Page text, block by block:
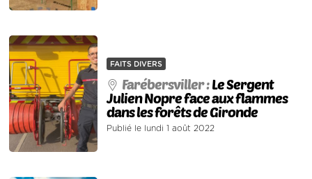
FAITS DIVERS
Farébersviller :Le Sergent
Julien Nopre face aux flammes
dans les forêts de Gironde
Publié le lundi 1 août 2022